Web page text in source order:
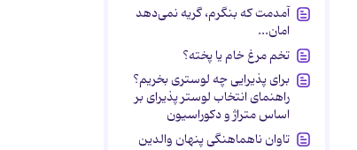
آمدمت که بنگرم، گریه نمی‌دهد
امان...
تخم مرغ خام یا پخته؟
برای پذیرایی چه لوستری بخریم؟
راهنمای انتخاب لوستر پذیرای بر
اساس متراژ و دکوراسیون
تاوان ناهماهنگی پنهان والدین